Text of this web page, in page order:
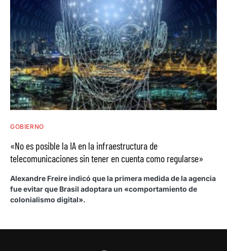
GOBIERNO
«No es posible la IA en la infraestructura de
telecomunicaciones sin tener en cuenta como regularse»
Alexandre Freire indicó que la primera medida de la agencia
fue evitar que Brasil adoptara un «comportamiento de
colonialismo digital».